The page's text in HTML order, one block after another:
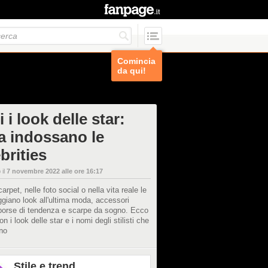
Comincia
da qui!
i look delle star:
indossano le
il 7 novembre 2022 alle ore 16:17
nelle foto social o nella vita reale le
look all'ultima moda, accessori
di tendenza e scarpe da sogno. Ecco
i look delle star e i nomi degli stilisti che